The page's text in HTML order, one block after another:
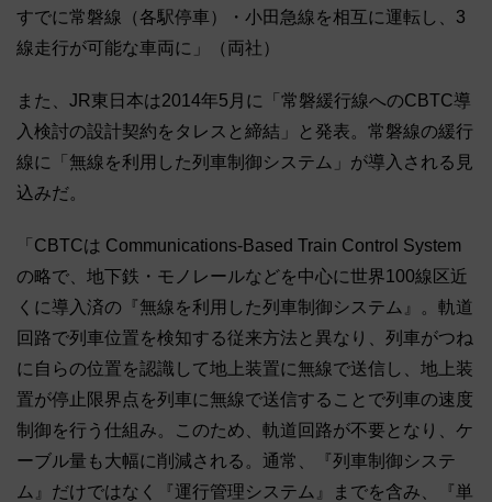
すでに常磐線（各駅停車）・小田急線を相互に運転し、3
線走行が可能な車両に」（両社）
また、JR東日本は2014年5月に「常磐緩行線へのCBTC導
入検討の設計契約をタレスと締結」と発表。常磐線の緩行
線に「無線を利用した列車制御システム」が導入される見
込みだ。
「CBTCは Communications-Based Train Control System
の略で、地下鉄・モノレールなどを中心に世界100線区近
くに導入済の『無線を利用した列車制御システム』。軌道
回路で列車位置を検知する従来方法と異なり、列車がつね
に自らの位置を認識して地上装置に無線で送信し、地上装
置が停止限界点を列車に無線で送信することで列車の速度
制御を行う仕組み。このため、軌道回路が不要となり、ケ
ーブル量も大幅に削減される。通常、『列車制御システ
ム』だけではなく『運行管理システム』までを含み、『単